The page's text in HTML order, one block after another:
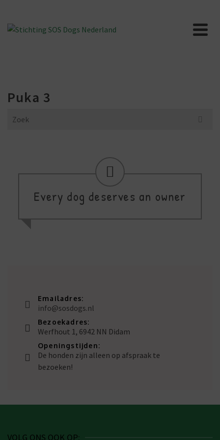
Puka 3
Search
Every dog deserves an owner
Emailadres:
info@sosdogs.nl
Bezoekadres:
Werfhout 1, 6942 NN Didam
Openingstijden:
De honden zijn alleen op afspraak te
bezoeken!
VOLG ONS OOK OP: